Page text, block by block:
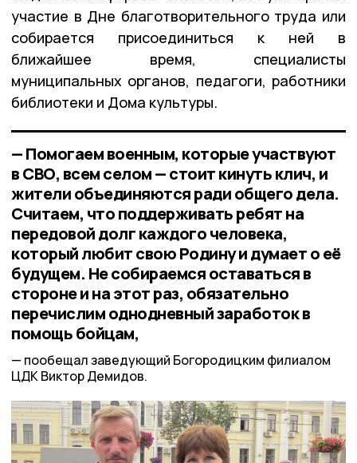
участие в Дне благотворительного труда или
собирается присоединиться к ней в
ближайшее время, специалисты
муниципальных органов, педагоги, работники
библиотеки и Дома культуры.
— Помогаем военным, которые участвуют
в СВО, всем селом — стоит кинуть клич, и
жители объединяются ради общего дела.
Считаем, что поддерживать ребят на
передовой долг каждого человека,
который любит свою Родину и думает о её
будущем. Не собираемся оставаться в
стороне и на этот раз, обязательно
перечислим однодневный заработок в
помощь бойцам,
пообещал заведующий Богородицким филиалом
ЦДК Виктор Демидов.